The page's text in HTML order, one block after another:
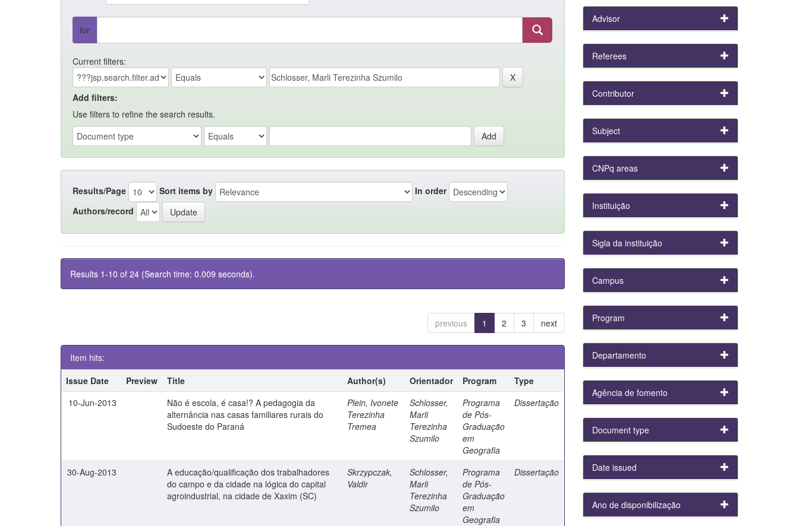
for
Current filters:
Add filters:
Use filters to refine the search results.
Results/Page Sort items by
In order
Authors/record
Results 1-10 of 24 (Search time: 0.009 seconds).
previous 1 2 3 next
Item hits:
Issue Date
Preview Title Author(s) Orientador Program
Type
10-Jun-2013
Não é escola, é casa!? A pedagogia da
alternância nas casas familiares rurais do
Sudoeste do Paraná
Plein, Ivonete
Terezinha
Tremea
Schlosser,
Marli
Terezinha
Szumilo
Programa
de Pós-
Graduação
em
Geografia
Dissertação
30-Aug-2013
A educação/qualificação dos trabalhadores
do campo e da cidade na lógica do capital
agroindustrial, na cidade de Xaxim (SC)
Skrzypczak,
Valdir
Schlosser,
Marli
Terezinha
Szumilo
Programa
de Pós-
Graduação
em
Geografia
Dissertação
Advisor
Referees
Contributor
Subject
CNPq areas
Instituição
Sigla da instituição
Campus
Program
Departamento
Agência de fomento
Document type
Date issued
Ano de disponibilização